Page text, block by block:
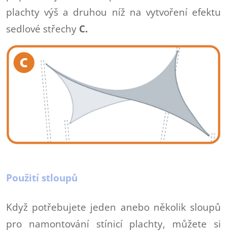
plachty výš a druhou níž na vytvoření efektu
sedlové střechy C.
Použití stloupů
Když potřebujete jeden anebo několik sloupů
pro namontování stínicí plachty, můžete si